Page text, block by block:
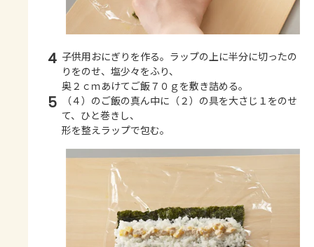
4 子供用おにぎりを作る。ラップの上に半分に切ったの
りをのせ、塩少々をふり、
奥２ｃｍあけてご飯７０ｇを敷き詰める。
5
（４）のご飯の真ん中に（２）の具を大さじ１をのせ
て、ひと巻きし、
形を整えラップで包む。